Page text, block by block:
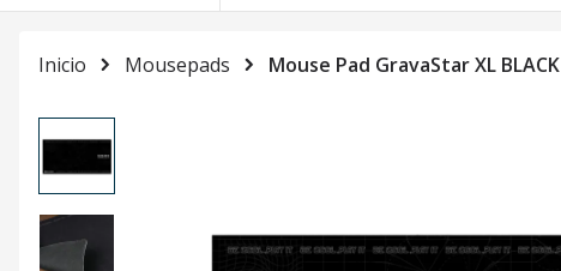
Inicio Mousepads Mouse Pad GravaStar XL BLACK